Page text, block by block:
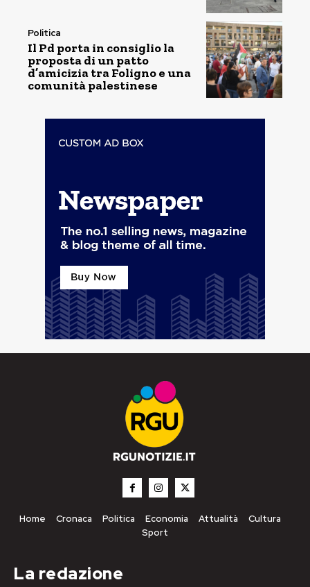
Politica
Il Pd porta in consiglio la
proposta di un patto
d’amicizia tra Foligno e una
comunità palestinese
Home Cronaca Politica Economia Attualità
Cultura
Sport
La redazione